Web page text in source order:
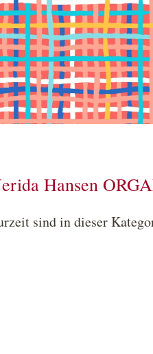
Hansen
sind in dieser